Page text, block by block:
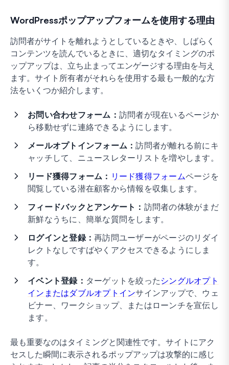
WordPressポップアップフォームを使用する理由
訪問者がサイトを離れようとしているときや、しばらく
コンテンツを読んでいるときに、適切なタイミングのポ
ップアップは、立ち止まってエンゲージする理由を与え
ます。サイト所有者がそれらを使用する最も一般的な方
法をいくつか紹介します。
お問い合わせフォーム： 訪問者が現在いるページか
ら移動せずに連絡できるようにします。
メールオプトインフォーム：訪問者が離れる前にキ
ャッチして、ニュースレターリストを増やします。
リード獲得フォーム： リード獲得フォームページを
閲覧している潜在顧客から情報を収集します。
フィードバックとアンケート： 訪問者の体験がまだ
新鮮なうちに、簡単な質問をします。
ログインと登録： 再訪問ユーザーがページのリダイ
レクトなしですばやくアクセスできるようにしま
す。
イベント登録： ターゲットを絞った シングルオプト
インまたはダブルオプトインサインアップで、ウェ
ビナー、ワークショップ、またはローンチを宣伝し
ます。
最も重要なのはタイミングと関連性です。サイトにアク
セスした瞬間に表示されるポップアップは攻撃的に感じ